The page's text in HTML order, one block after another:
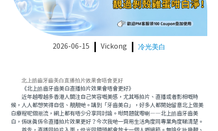
2026-06-15 Vickong 冷光美白
北上皓齒牙齒美白直播拍片效果會唔會更好
《北上皓齒牙齒美白直播拍片效果會唔會更好》
近年越嚟越多香港人關注自己笑容嘅美感，尤其喺拍片、直播或者影相嘅時
候，人人都想笑得自信、靚靚哋。講到「牙齒美白」，好多人都開始留意北上做美
白療程呢個潮流，網上都有唔少分享同討論。咁問題就嚟喇——北上皓齒牙齒美
白，係咪真係令直播拍片效果更好？今次我哋一齊用生活角度同專業角度睇清楚。